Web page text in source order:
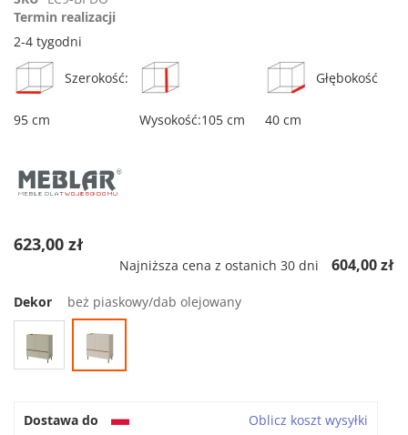
rating
Termin realizacji
2-4 tygodni
Szerokość:
95 cm Wysokość:105 cm
Głębokość
40 cm
623,00 zł
Najniższa cena z ostanich 30 dni 604,00 zł
Dekor beż piaskowy/dab olejowany
Dostawa do Oblicz koszt wysyłki